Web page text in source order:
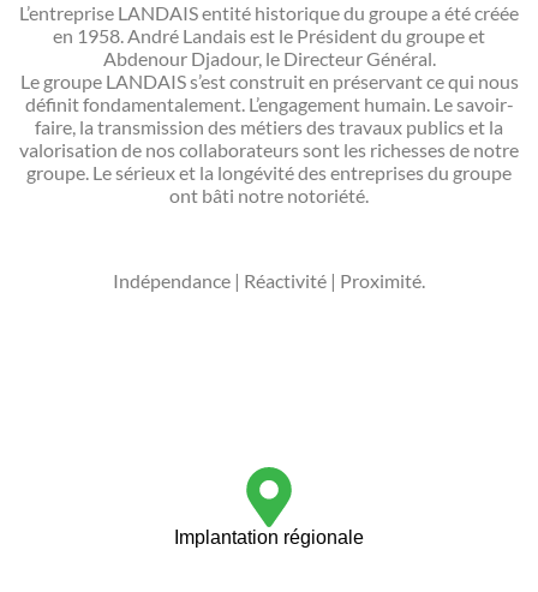
L’entreprise LANDAIS entité historique du groupe a été créée
en 1958. André Landais est le Président du groupe et
Abdenour Djadour, le Directeur Général.
Le groupe LANDAIS s’est construit en préservant ce qui nous
définit fondamentalement. L’engagement humain. Le savoir-
faire, la transmission des métiers des travaux publics et la
valorisation de nos collaborateurs sont les richesses de notre
groupe. Le sérieux et la longévité des entreprises du groupe
ont bâti notre notoriété.
Indépendance | Réactivité | Proximité.
Implantation régionale